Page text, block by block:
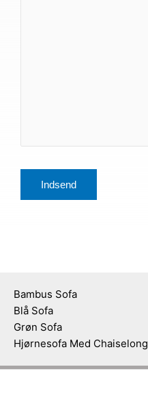
Bambus Sofa
Blå Sofa
Grøn Sofa
Hjørnesofa Med Chaiselong